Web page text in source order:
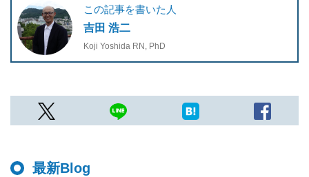
この記事を書いた人
吉田 浩二
Koji Yoshida RN, PhD
最新Blog